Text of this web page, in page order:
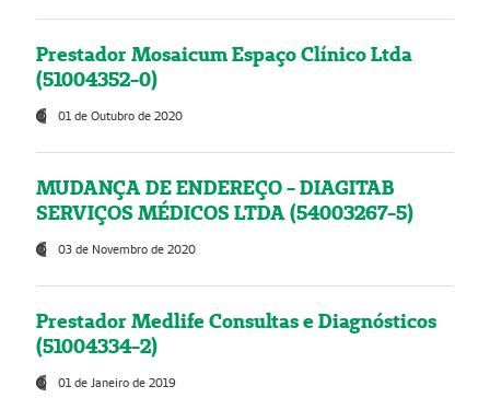
Prestador Mosaicum Espaço Clínico Ltda
(51004352-0)
01 de Outubro de 2020
MUDANÇA DE ENDEREÇO - DIAGITAB
SERVIÇOS MÉDICOS LTDA (54003267-5)
03 de Novembro de 2020
Prestador Medlife Consultas e Diagnósticos
(51004334-2)
01 de Janeiro de 2019